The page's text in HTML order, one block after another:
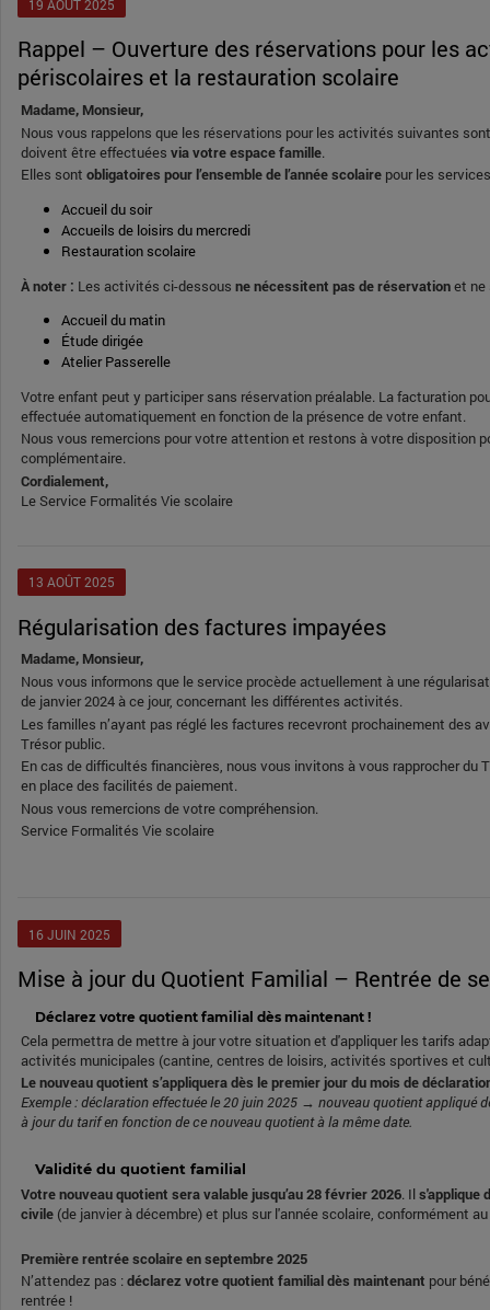
19 AOÛT2025
Rappel – Ouverture des réservations pour les activités
périscolaires et la restauration scolaire
Madame, Monsieur,
Nous vous rappelons que les réservations pour les activités suivantes
doivent être effectuées via votre espace famille.
Elles sont obligatoires pour l’ensemble de l’année scolairepour les
Accueil du soir
Accueils de loisirs du mercredi
Restauration scolaire
À noter : Les activités ci-dessous ne nécessitent pas de réservationet ne
Accueil du matin
Étude dirigée
Atelier Passerelle
Votre enfant peut y participer sans réservation préalable. La facturation
effectuée automatiquement en fonction de la présence de votre enfant.
Nous vous remercions pour votre attention et restons à votre disposition
complémentaire.
Cordialement,
Le Service Formalités Vie scolaire
13 AOÛT2025
Régularisation des factures impayées
Madame, Monsieur,
Nous vous informons que le service procède actuellement à une
de janvier 2024 à ce jour, concernant les différentes activités.
Les familles n’ayant pas réglé les factures recevront prochainement des
Trésor public.
En cas de difficultés financières, nous vous invitons à vous rapprocher du
en place des facilités de paiement.
Nous vous remercions de votre compréhension.
Service Formalités Vie scolaire
16JUIN 2025
Mise à jour du Quotient Familial – Rentrée de
Déclarez votre quotient familial dès maintenant !
Cela permettra de mettre à jour votre situation et d'appliquer les tarifs
activités municipales (cantine, centres de loisirs, activités sportives et
Le nouveau quotient s’appliquera dès le premier jour du mois de
Exemple : déclaration effectuée le 20 juin 2025 → nouveau quotient appliqué
à jour du tarif en fonction de ce nouveau quotient à la même date.
Validité du quotient familial
Votre nouveau quotient sera valable jusqu’au 28 février 2026. Ils'applique
civile(de janvier à décembre) et plus sur l'année scolaire, conformément au
Première rentrée scolaire en septembre 2025
N’attendez pas :déclarez votre quotient familial dès maintenant pour
rentrée !